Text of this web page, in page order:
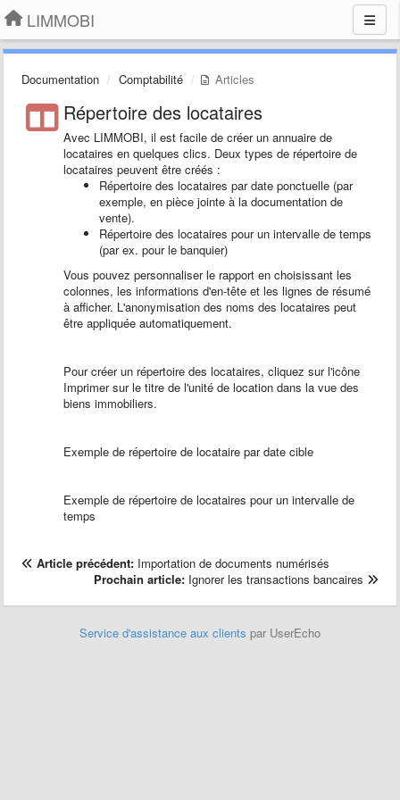
LIMMOBI
Documentation Comptabilité Articles
Répertoire des locataires
Avec LIMMOBI, il est facile de créer un annuaire de
locataires en quelques clics. Deux types de répertoire de
locataires peuvent être créés :
Répertoire des locataires par date ponctuelle (par
exemple, en pièce jointe à la documentation de
vente).
Répertoire des locataires pour un intervalle de temps
(par ex. pour le banquier)
Vous pouvez personnaliser le rapport en choisissant les
colonnes, les informations d'en-tête et les lignes de résumé
à afficher. L'anonymisation des noms des locataires peut
être appliquée automatiquement.
Pour créer un répertoire des locataires, cliquez sur l'icône
Imprimer sur le titre de l'unité de location dans la vue des
biens immobiliers.
Exemple de répertoire de locataire par date cible
Exemple de répertoire de locataires pour un intervalle de
temps
Article précédent: Importation de documents numérisés
Prochain article: Ignorer les transactions bancaires
Service d'assistance aux clients par UserEcho